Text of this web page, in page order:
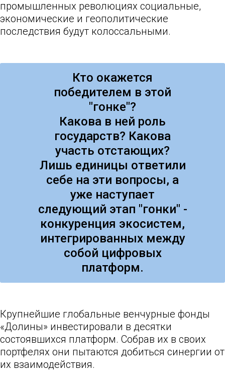
промышленных революциях социальные,
экономические и геополитические
последствия будут колоссальными.
Кто окажется
победителем в этой
"гонке"?
Какова в ней роль
государств? Какова
участь отстающих?
Лишь единицы ответили
себе на эти вопросы, а
уже наступает
следующий этап "гонки" -
конкуренция экосистем,
интегрированных между
собой цифровых
платформ.
Крупнейшие глобальные венчурные фонды
«Долины» инвестировали в десятки
состоявшихся платформ. Собрав их в своих
портфелях они пытаются добиться синергии от
их взаимодействия.